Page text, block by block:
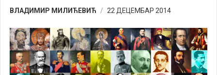
ВЛАДИМИР МИЛИЋЕВИЋ 22 ДЕЦЕМБАР 2014